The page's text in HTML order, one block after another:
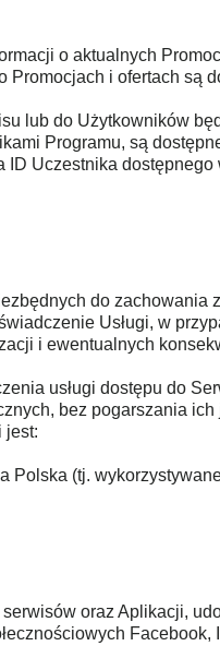
o aktualnych
i ofertach są
lub do Użytkowników
Programu, są
Uczestnika
do zachowania
Usługi, w
i ewentualnych
usługi dostępu do
bez pogarszania ich
jest:
(tj.
oraz Aplikacji,
Facebook,